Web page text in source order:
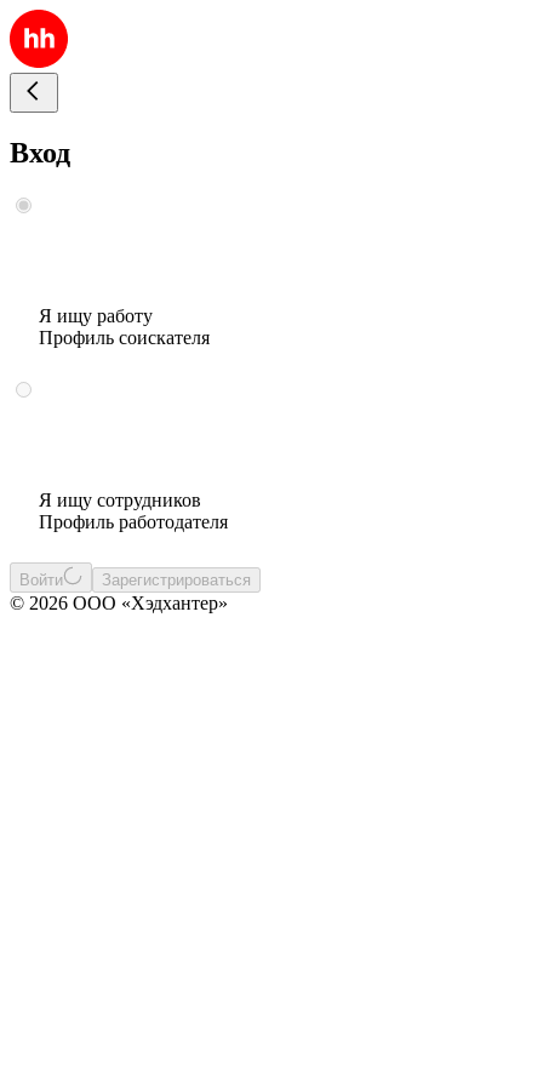
Вход
Я ищу работу
Профиль соискателя
Я ищу сотрудников
Профиль работодателя
Войти Зарегистрироваться
© 2026 ООО «Хэдхантер»